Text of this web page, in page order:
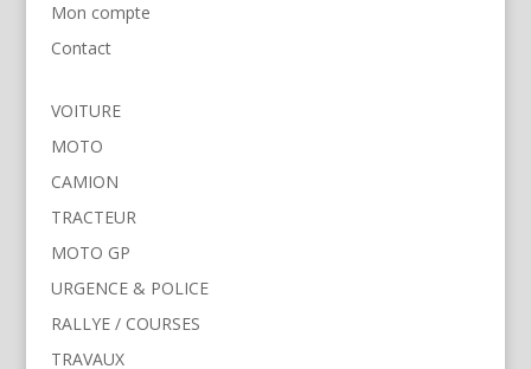
Mon compte
Contact
VOITURE
MOTO
CAMION
TRACTEUR
MOTO GP
URGENCE & POLICE
RALLYE / COURSES
TRAVAUX